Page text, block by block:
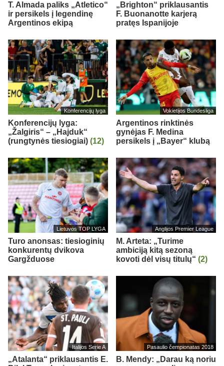
T. Almada paliks „Atletico“
ir persikels į legendinę
Argentinos ekipą
„Brighton“ priklausantis
F. Buonanotte karjerą
pratęs Ispanijoje
Konferencijų lyga
Konferencijų lyga:
„Žalgiris“ – „Hajduk“
(rungtynės tiesiogiai) (12)
Vokietijos Bundesliga
Argentinos rinktinės
gynėjas F. Medina
persikels į „Bayer“ klubą
Lietuvos TOP LYGA
Turo anonsas: tiesioginių
konkurentų dvikova
Gargžduose
Anglijos Premier League
M. Arteta: „Turime
ambiciją kitą sezoną
kovoti dėl visų titulų“ (2)
Italijos Serie A
„Atalanta“ priklausantis E.
Pasaulio čempionatas 2018
B. Mendy: „Darau ką noriu